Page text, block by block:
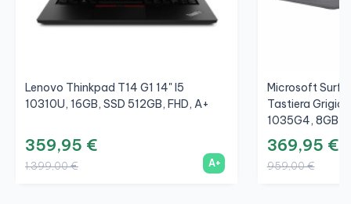
Lenovo Thinkpad T14 G1 14" I5
10310U, 16GB, SSD 512GB, FHD, A+
359,95 €
1.399,00 € A+
Microsoft
Tastiera
1035G4, 8GB,
369,95 €
959,00 €